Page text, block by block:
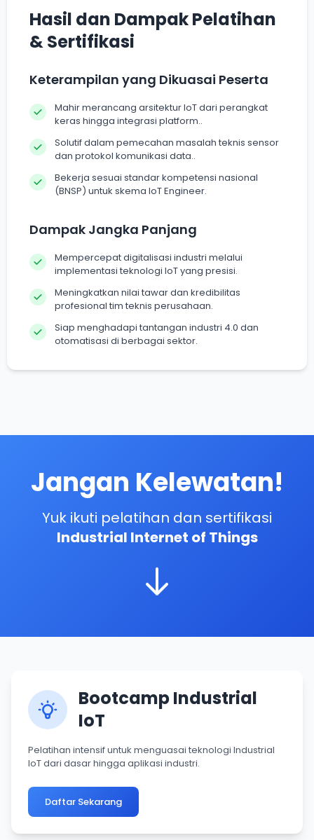
Hasil dan Dampak Pelatihan
& Sertifikasi
Keterampilan yang Dikuasai Peserta
Mahir merancang arsitektur IoT dari perangkat
keras hingga integrasi platform..
Solutif dalam pemecahan masalah teknis sensor
dan protokol komunikasi data..
Bekerja sesuai standar kompetensi nasional
(BNSP) untuk skema IoT Engineer.
Dampak Jangka Panjang
Mempercepat digitalisasi industri melalui
implementasi teknologi IoT yang presisi.
Meningkatkan nilai tawar dan kredibilitas
profesional tim teknis perusahaan.
Siap menghadapi tantangan industri 4.0 dan
otomatisasi di berbagai sektor.
Jangan Kelewatan!
Yuk ikuti pelatihan dan sertifikasi
Industrial Internet of Things
Bootcamp Industrial
IoT
Pelatihan intensif untuk menguasai teknologi Industrial
IoT dari dasar hingga aplikasi industri.
Daftar Sekarang